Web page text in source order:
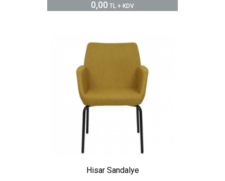
0,00 TL + KDV
Hisar Sandalye